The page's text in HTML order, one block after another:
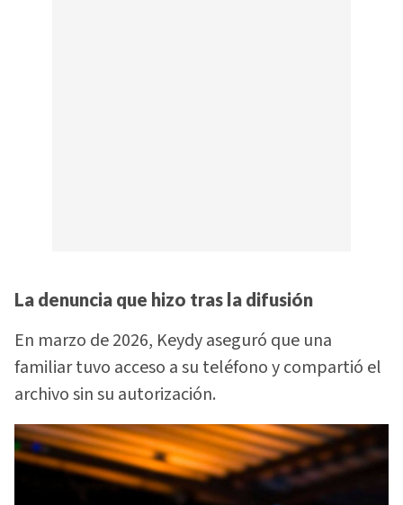
La denuncia que hizo tras la difusión
En marzo de 2026, Keydy aseguró que una
familiar tuvo acceso a su teléfono y compartió el
archivo sin su autorización.